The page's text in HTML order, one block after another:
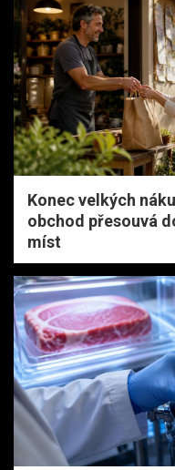
Konec velkých
obchod přesouvá
míst